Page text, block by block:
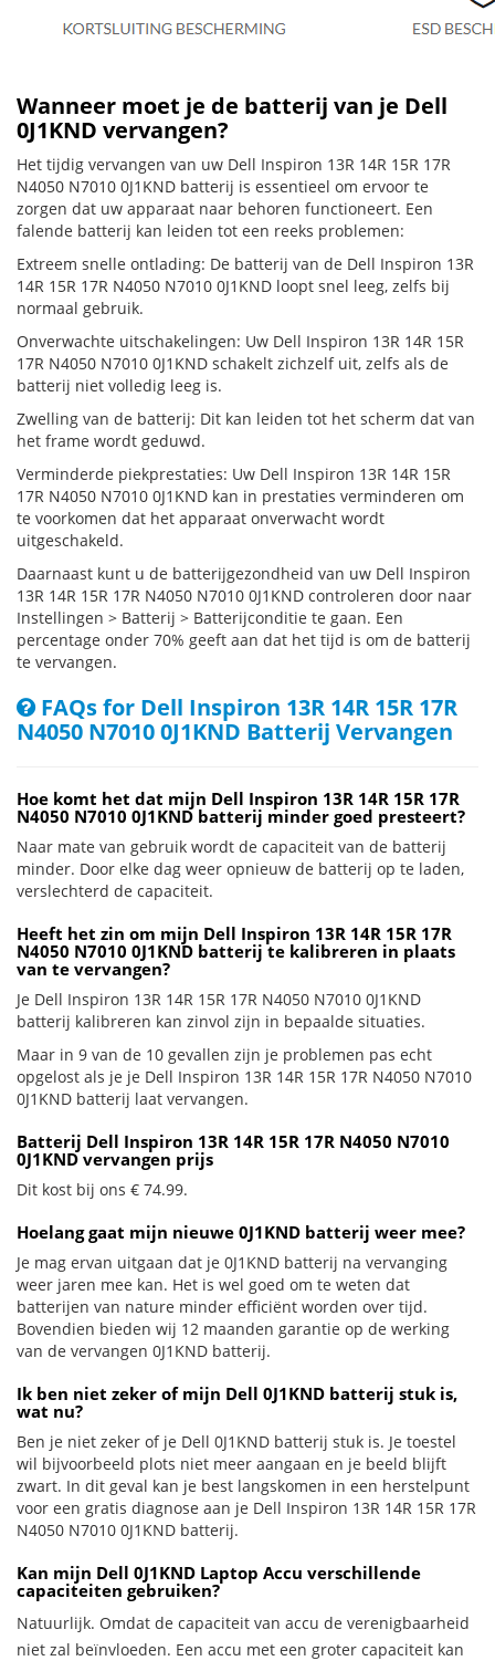
Wanneer moet je de batterij van je Dell
0J1KND vervangen?
Het tijdig vervangen van uw Dell Inspiron 13R 14R 15R 17R
N4050 N7010 0J1KND batterij is essentieel om ervoor te
zorgen dat uw apparaat naar behoren functioneert. Een
falende batterij kan leiden tot een reeks problemen:
Extreem snelle ontlading: De batterij van de Dell Inspiron 13R
14R 15R 17R N4050 N7010 0J1KND loopt snel leeg, zelfs bij
normaal gebruik.
Onverwachte uitschakelingen: Uw Dell Inspiron 13R 14R 15R
17R N4050 N7010 0J1KND schakelt zichzelf uit, zelfs als de
batterij niet volledig leeg is.
Zwelling van de batterij: Dit kan leiden tot het scherm dat van
het frame wordt geduwd.
Verminderde piekprestaties: Uw Dell Inspiron 13R 14R 15R
17R N4050 N7010 0J1KND kan in prestaties verminderen om
te voorkomen dat het apparaat onverwacht wordt
uitgeschakeld.
Daarnaast kunt u de batterijgezondheid van uw Dell Inspiron
13R 14R 15R 17R N4050 N7010 0J1KND controleren door naar
Instellingen > Batterij > Batterijconditie te gaan. Een
percentage onder 70% geeft aan dat het tijd is om de batterij
te vervangen.
FAQs for Dell Inspiron 13R 14R 15R 17R
N4050 N7010 0J1KND Batterij Vervangen
Hoe komt het dat mijn Dell Inspiron 13R 14R 15R 17R
N4050 N7010 0J1KND batterij minder goed presteert?
Naar mate van gebruik wordt de capaciteit van de batterij
minder. Door elke dag weer opnieuw de batterij op te laden,
verslechterd de capaciteit.
Heeft het zin om mijn Dell Inspiron 13R 14R 15R 17R
N4050 N7010 0J1KND batterij te kalibreren in plaats
van te vervangen?
Je Dell Inspiron 13R 14R 15R 17R N4050 N7010 0J1KND
batterij kalibreren kan zinvol zijn in bepaalde situaties.
Maar in 9 van de 10 gevallen zijn je problemen pas echt
opgelost als je je Dell Inspiron 13R 14R 15R 17R N4050 N7010
0J1KND batterij laat vervangen.
Batterij Dell Inspiron 13R 14R 15R 17R N4050 N7010
0J1KND vervangen prijs
Dit kost bij ons € 74.99.
Hoelang gaat mijn nieuwe 0J1KND batterij weer mee?
Je mag ervan uitgaan dat je 0J1KND batterij na vervanging
weer jaren mee kan. Het is wel goed om te weten dat
batterijen van nature minder efficiënt worden over tijd.
Bovendien bieden wij 12 maanden garantie op de werking
van de vervangen 0J1KND batterij.
Ik ben niet zeker of mijn Dell 0J1KND batterij stuk is,
wat nu?
Ben je niet zeker of je Dell 0J1KND batterij stuk is. Je toestel
wil bijvoorbeeld plots niet meer aangaan en je beeld blijft
zwart. In dit geval kan je best langskomen in een herstelpunt
voor een gratis diagnose aan je Dell Inspiron 13R 14R 15R 17R
N4050 N7010 0J1KND batterij.
Kan mijn Dell 0J1KND Laptop Accu verschillende
capaciteiten gebruiken?
Natuurlijk. Omdat de capaciteit van accu de verenigbaarheid
niet zal beïnvloeden. Een accu met een groter capaciteit kan